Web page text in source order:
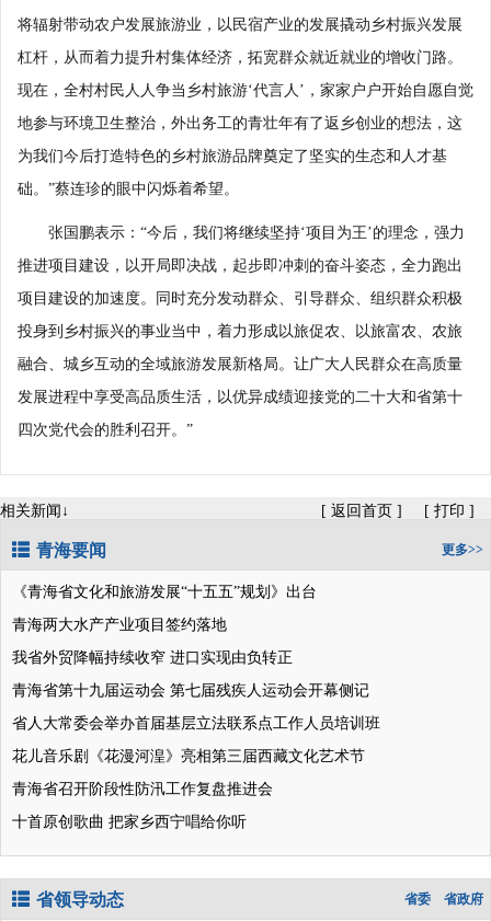
将辐射带动农户发展旅游业，以民宿产业的发展撬动乡村振兴发展
杠杆，从而着力提升村集体经济，拓宽群众就近就业的增收门路。
现在，全村村民人人争当乡村旅游‘代言人’，家家户户开始自愿自觉
地参与环境卫生整治，外出务工的青壮年有了返乡创业的想法，这
为我们今后打造特色的乡村旅游品牌奠定了坚实的生态和人才基
础。”蔡连珍的眼中闪烁着希望。
张国鹏表示：“今后，我们将继续坚持‘项目为王’的理念，强力
推进项目建设，以开局即决战，起步即冲刺的奋斗姿态，全力跑出
项目建设的加速度。同时充分发动群众、引导群众、组织群众积极
投身到乡村振兴的事业当中，着力形成以旅促农、以旅富农、农旅
融合、城乡互动的全域旅游发展新格局。让广大人民群众在高质量
发展进程中享受高品质生活，以优异成绩迎接党的二十大和省第十
四次党代会的胜利召开。”
相关新闻↓ [ 返回首页 ] [ 打印 ]
青海要闻 更多>>
《青海省文化和旅游发展“十五五”规划》出台
青海两大水产产业项目签约落地
我省外贸降幅持续收窄 进口实现由负转正
青海省第十九届运动会 第七届残疾人运动会开幕侧记
省人大常委会举办首届基层立法联系点工作人员培训班
花儿音乐剧《花漫河湟》亮相第三届西藏文化艺术节
青海省召开阶段性防汛工作复盘推进会
十首原创歌曲 把家乡西宁唱给你听
省领导动态 省政府
省委